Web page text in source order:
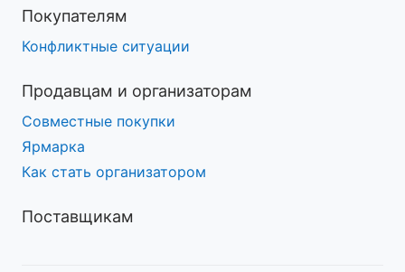
Покупателям
Конфликтные ситуации
Продавцам и организаторам
Совместные покупки
Ярмарка
Как стать организатором
Поставщикам